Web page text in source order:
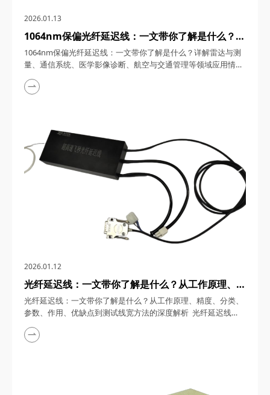
2026.01.13
1064nm保偏光纤延迟线：一文带你了解是什么？详
解雷达与测量、通信系统、医学影像诊断、航空与交
通管理等领域应用情况
1064nm保偏光纤延迟线：一文带你了解是什么？详解雷达与测
量、通信系统、医学影像诊断、航空与交通管理等领域应用情况
1064nm保偏光纤延迟线，在光通信、雷达探测、医学成像等尖
端科技领域，凭借其独特的物理特性与光学优势，正成为推动行
2026.01.12
光纤延迟线：一文带你了解是什么？从工作原理、精
度、分类、参数、作用、优缺点到测试线宽方法的深
度解析
光纤延迟线：一文带你了解是什么？从工作原理、精度、分类、
参数、作用、优缺点到测试线宽方法的深度解析 光纤延迟线
（Optical Fiber Delay Line,OFDL）作为光信号时序控制的核心
器件，在5G通信、量子计算、高精度雷达等前沿科技领域，通过